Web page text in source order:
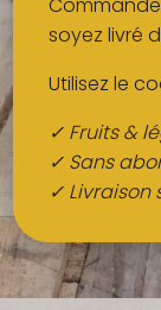
soyez livré
Utilisez le
✓ Fruits &
✓ Sans
✓ Livraison